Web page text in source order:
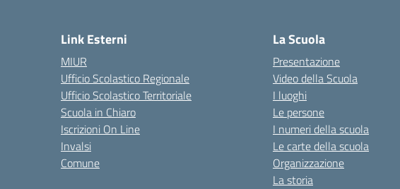
Link Esterni
MIUR
Ufficio Scolastico Regionale
Ufficio Scolastico Territoriale
Scuola in Chiaro
Iscrizioni On Line
Invalsi
Comune
La Scuola
Presentazione
Video della Scuola
I luoghi
Le persone
I numeri della scuola
Le carte della scuola
Organizzazione
La storia